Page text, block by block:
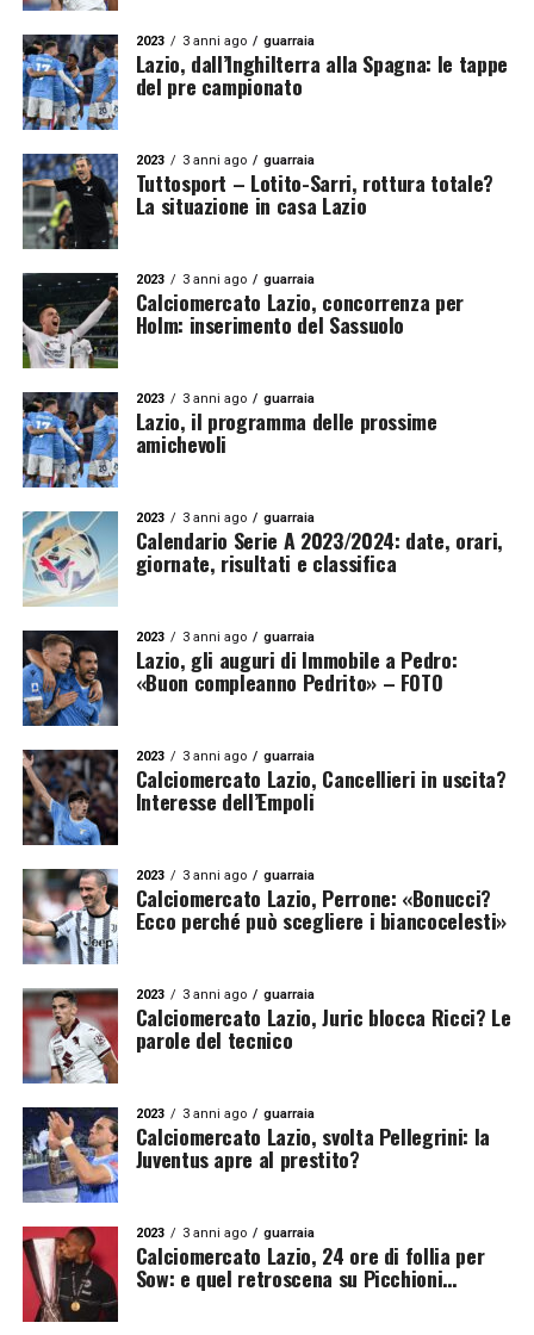
2023 3 anni ago guarraia
Lazio, dall’Inghilterra alla Spagna: le tappe
del pre campionato
2023 3 anni ago guarraia
Tuttosport – Lotito-Sarri, rottura totale?
La situazione in casa Lazio
2023 3 anni ago guarraia
Calciomercato Lazio, concorrenza per
Holm: inserimento del Sassuolo
2023 3 anni ago guarraia
Lazio, il programma delle prossime
amichevoli
2023 3 anni ago guarraia
Calendario Serie A 2023/2024: date, orari,
giornate, risultati e classifica
2023 3 anni ago guarraia
Lazio, gli auguri di Immobile a Pedro:
«Buon compleanno Pedrito» – FOTO
2023 3 anni ago guarraia
Calciomercato Lazio, Cancellieri in uscita?
Interesse dell’Empoli
2023 3 anni ago guarraia
Calciomercato Lazio, Perrone: «Bonucci?
Ecco perché può scegliere i biancocelesti»
2023 3 anni ago guarraia
Calciomercato Lazio, Juric blocca Ricci? Le
parole del tecnico
2023 3 anni ago guarraia
Calciomercato Lazio, svolta Pellegrini: la
Juventus apre al prestito?
2023 3 anni ago guarraia
Calciomercato Lazio, 24 ore di follia per
Sow: e quel retroscena su Picchioni…